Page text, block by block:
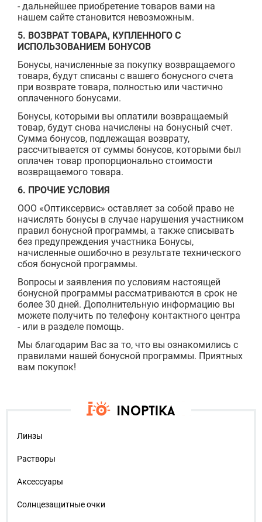
- дальнейшее приобретение товаров вами на
нашем сайте становится невозможным.
5. ВОЗВРАТ ТОВАРА, КУПЛЕННОГО С
ИСПОЛЬЗОВАНИЕМ БОНУСОВ
Бонусы, начисленные за покупку возвращаемого
товара, будут списаны с вашего бонусного счета
при возврате товара, полностью или частично
оплаченного бонусами.
Бонусы, которыми вы оплатили возвращаемый
товар, будут снова начислены на бонусный счет.
Сумма бонусов, подлежащая возврату,
рассчитывается от суммы бонусов, которыми был
оплачен товар пропорционально стоимости
возвращаемого товара.
6. ПРОЧИЕ УСЛОВИЯ
ООО «Оптиксервис» оставляет за собой право не
начислять бонусы в случае нарушения участником
правил бонусной программы, а также списывать
без предупреждения участника Бонусы,
начисленные ошибочно в результате технического
сбоя бонусной программы.
Вопросы и заявления по условиям настоящей
бонусной программы рассматриваются в срок не
более 30 дней. Дополнительную информацию вы
можете получить по телефону контактного центра
- или в разделе помощь.
Мы благодарим Вас за то, что вы ознакомились с
правилами нашей бонусной программы. Приятных
вам покупок!
Линзы
Растворы
Аксессуары
Солнцезащитные очки